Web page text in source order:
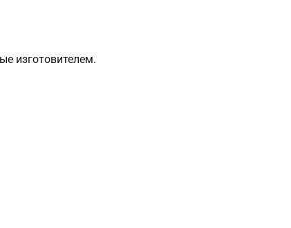
изготовителем.